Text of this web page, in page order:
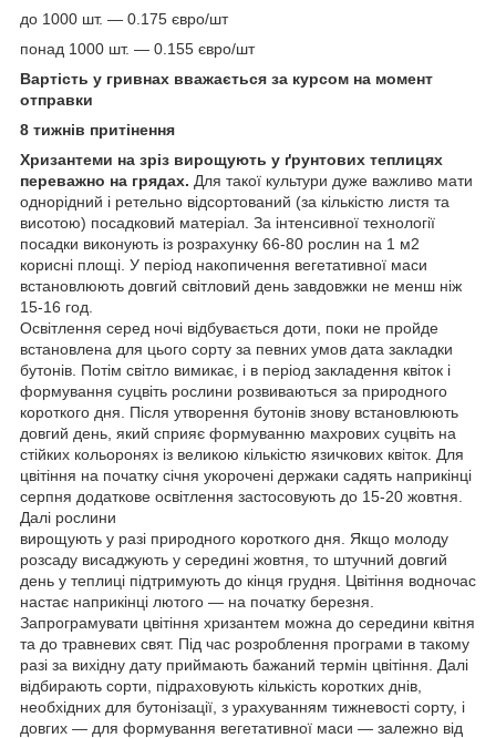
до 1000 шт. ― 0.175 євро/шт
понад 1000 шт. ― 0.155 євро/шт
Вартість у гривнах вважається за курсом на момент
отправки
8 тижнів притінення
Хризантеми на зріз вирощують у ґрунтових теплицях
переважно на грядах. Для такої культури дуже важливо мати
однорідний і ретельно відсортований (за кількістю листя та
висотою) посадковий матеріал. За інтенсивної технології
посадки виконують із розрахунку 66-80 рослин на 1 м2
корисні площі. У період накопичення вегетативної маси
встановлюють довгий світловий день завдовжки не менш ніж
15-16 год.
Освітлення серед ночі відбувається доти, поки не пройде
встановлена для цього сорту за певних умов дата закладки
бутонів. Потім світло вимикає, і в період закладення квіток і
формування суцвіть рослини розвиваються за природного
короткого дня. Після утворення бутонів знову встановлюють
довгий день, який сприяє формуванню махрових суцвіть на
стійких кольоронях із великою кількістю язичкових квіток. Для
цвітіння на початку січня укорочені держаки садять наприкінці
серпня додаткове освітлення застосовують до 15-20 жовтня.
Далі рослини
вирощують у разі природного короткого дня. Якщо молоду
розсаду висаджують у середині жовтня, то штучний довгий
день у теплиці підтримують до кінця грудня. Цвітіння водночас
настає наприкінці лютого — на початку березня.
Запрограмувати цвітіння хризантем можна до середини квітня
та до травневих свят. Під час розроблення програми в такому
разі за вихідну дату приймають бажаний термін цвітіння. Далі
відбирають сорти, підраховують кількість коротких днів,
необхідних для бутонізації, з урахуванням тижневості сорту, і
довгих — для формування вегетативної маси — залежно від